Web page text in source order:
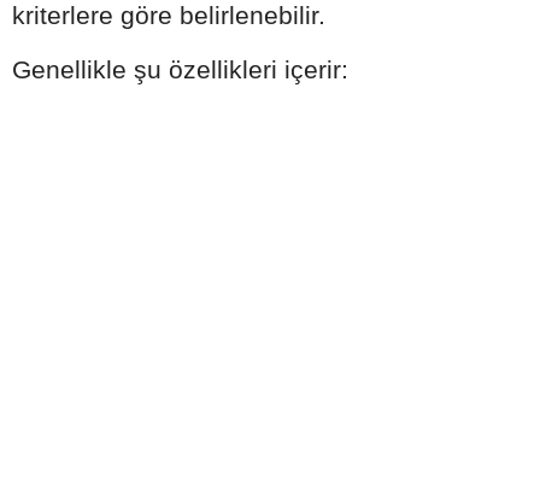
kriterlere göre belirlenebilir.
Genellikle şu özellikleri içerir: